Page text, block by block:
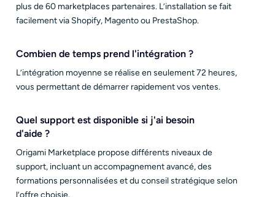
plus de 60 marketplaces partenaires. L’installation se fait
facilement via Shopify, Magento ou PrestaShop.
Combien de temps prend l'intégration ?
L’intégration moyenne se réalise en seulement 72 heures,
vous permettant de démarrer rapidement vos ventes.
Quel support est disponible si j'ai besoin
d'aide ?
Origami Marketplace propose différents niveaux de
support, incluant un accompagnement avancé, des
formations personnalisées et du conseil stratégique selon
l’offre choisie.